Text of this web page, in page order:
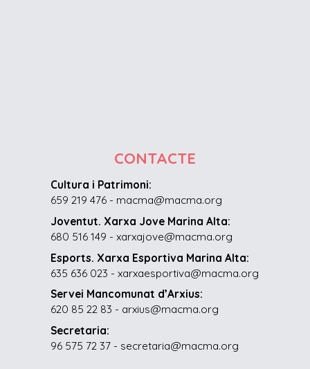
CONTACTE
Cultura i Patrimoni:
659 219 476 - macma@macma.org
Joventut. Xarxa Jove Marina Alta:
680 516 149 - xarxajove@macma.org
Esports. Xarxa Esportiva Marina Alta:
635 636 023 - xarxaesportiva@macma.org
Servei Mancomunat d’Arxius:
620 85 22 83 - arxius@macma.org
Secretaria:
96 575 72 37 - secretaria@macma.org